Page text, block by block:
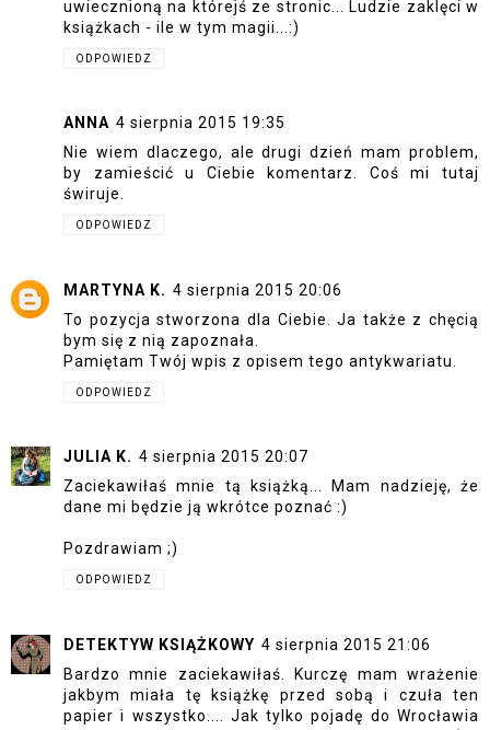
uwiecznioną na którejś ze stronic... Ludzie zaklęci w
książkach - ile w tym magii...:)
ODPOWIEDZ
ANNA 4 sierpnia 2015 19:35
Nie wiem dlaczego, ale drugi dzień mam problem,
by zamieścić u Ciebie komentarz. Coś mi tutaj
świruje.
ODPOWIEDZ
MARTYNA K. 4 sierpnia 2015 20:06
To pozycja stworzona dla Ciebie. Ja także z chęcią
bym się z nią zapoznała.
Pamiętam Twój wpis z opisem tego antykwariatu.
ODPOWIEDZ
JULIA K. 4 sierpnia 2015 20:07
Zaciekawiłaś mnie tą książką... Mam nadzieję, że
dane mi będzie ją wkrótce poznać :)
Pozdrawiam ;)
ODPOWIEDZ
DETEKTYW KSIĄŻKOWY 4 sierpnia 2015 21:06
Bardzo mnie zaciekawiłaś. Kurczę mam wrażenie
jakbym miała tę książkę przed sobą i czuła ten
papier i wszystko.... Jak tylko pojadę do Wrocławia